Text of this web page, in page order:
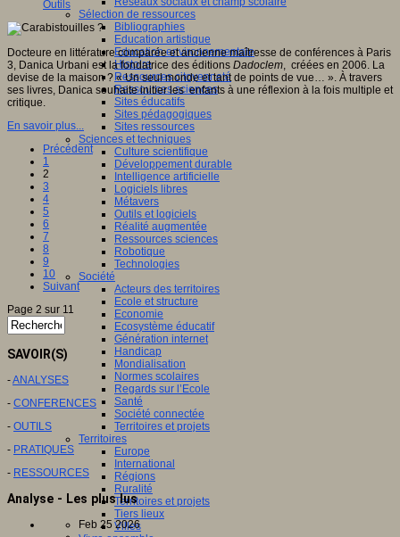
Sélection de ressources
Bibliographies
Education artistique
Education environnementale
Histoire
Ressources citoyenneté
Ressources sciences
Sites éducatifs
Sites pédagogiques
Sites ressources
Sciences et techniques
Culture scientifique
Développement durable
Intelligence artificielle
Logiciels libres
Métavers
Outils et logiciels
Réalité augmentée
Ressources sciences
Robotique
Technologies
Société
Acteurs des territoires
Ecole et structure
Economie
Ecosystème éducatif
Génération internet
Handicap
Mondialisation
Normes scolaires
Regards sur l’Ecole
Santé
Société connectée
Territoires et projets
Territoires
Europe
International
Régions
Ruralité
Territoires et projets
Tiers lieux
Villes
Outils
Docteure en littérature comparée et ancienne maîtresse de conférences à Paris
3, Danica Urbani est la fondatrice des éditions Dadoclem , créées en 2006. La
devise de la maison ? « Un seul monde et tant de points de vue… ». À travers
ses livres, Danica souhaite initier les enfants à une réflexion à la fois multiple et
critique.
En savoir plus...
Précédent
1
2
3
4
5
6
7
8
9
10
Suivant
Page 2 sur 11
SAVOIR(S)
-ANALYSES
- CONFERENCES
- OUTILS
- PRATIQUES
- RESSOURCES
Analyse - Les plus lus
Feb 25 2026